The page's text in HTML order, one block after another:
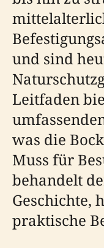
und sind
Leitfaden
was die
Muss für
behandelt
Geschichte,
praktische